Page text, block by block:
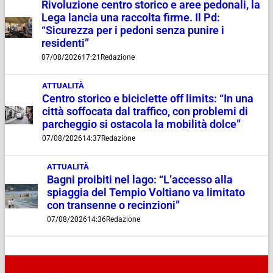
Rivoluzione centro storico e aree pedonali, la
Lega lancia una raccolta firme. Il Pd:
“Sicurezza per i pedoni senza punire i
residenti”
07/08/202617:21 Redazione
ATTUALITÀ
Centro storico e biciclette off limits: “In una
città soffocata dal traffico, con problemi di
parcheggio si ostacola la mobilità dolce”
07/08/202614:37Redazione
ATTUALITÀ
Bagni proibiti nel lago: “L’accesso alla
spiaggia del Tempio Voltiano va limitato
con transenne o recinzioni”
07/08/202614:36Redazione